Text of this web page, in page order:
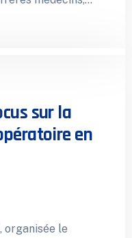
sur la
en
organisée le